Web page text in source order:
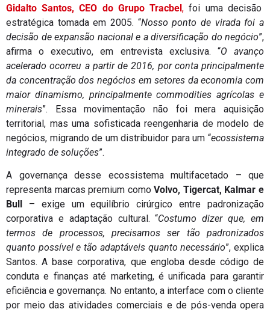
Gidalto Santos, CEO do Grupo Tracbel, foi uma decisão
estratégica tomada em 2005. “Nosso ponto de virada foi a
decisão de expansão nacional e a diversificação do negócio”,
afirma o executivo, em entrevista exclusiva. “O avanço
acelerado ocorreu a partir de 2016, por conta principalmente
da concentração dos negócios em setores da economia com
maior dinamismo, principalmente commodities agrícolas e
minerais”. Essa movimentação não foi mera aquisição
territorial, mas uma sofisticada reengenharia de modelo de
negócios, migrando de um distribuidor para um “ecossistema
integrado de soluções”.
A governança desse ecossistema multifacetado – que
representa marcas premium comoVolvo, Tigercat, Kalmar e
Bull
– exige um equilíbrio cirúrgico entre padronização
corporativa e adaptação cultural. “Costumo dizer que, em
termos de processos, precisamos ser tão padronizados
quanto possível e tão adaptáveis quanto necessário”, explica
Santos. A base corporativa, que engloba desde código de
conduta e finanças até marketing, é unificada para garantir
eficiência e governança. No entanto, a interface com o cliente
por meio das atividades comerciais e de pós-venda opera